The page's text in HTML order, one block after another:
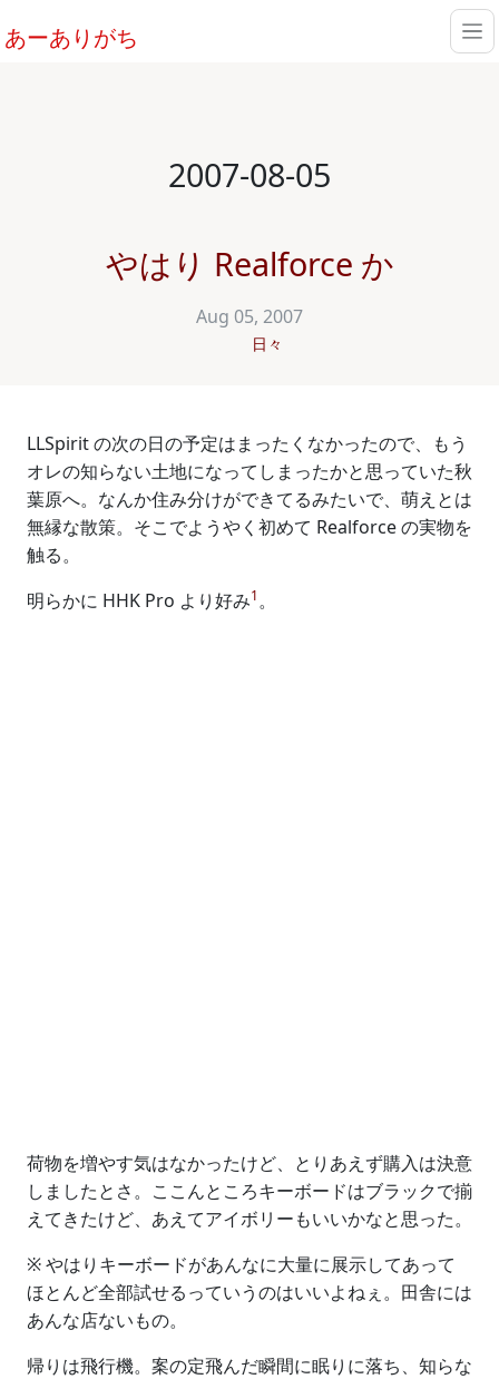
あーありがち
2007-08-05
やはり Realforce か
Aug 05, 2007
日々
LLSpirit の次の日の予定はまったくなかったので、もう
オレの知らない土地になってしまったかと思っていた秋
葉原へ。なんか住み分けができてるみたいで、萌えとは
無縁な散策。そこでようやく初めて Realforce の実物を
触る。
明らかに HHK Pro より好み1。
荷物を増やす気はなかったけど、とりあえず購入は決意
しましたとさ。ここんところキーボードはブラックで揃
えてきたけど、あえてアイボリーもいいかなと思った。
※ やはりキーボードがあんなに大量に展示してあって
ほとんど全部試せるっていうのはいいよねぇ。田舎には
あんな店ないもの。
帰りは飛行機。案の定飛んだ瞬間に眠りに落ち、知らな